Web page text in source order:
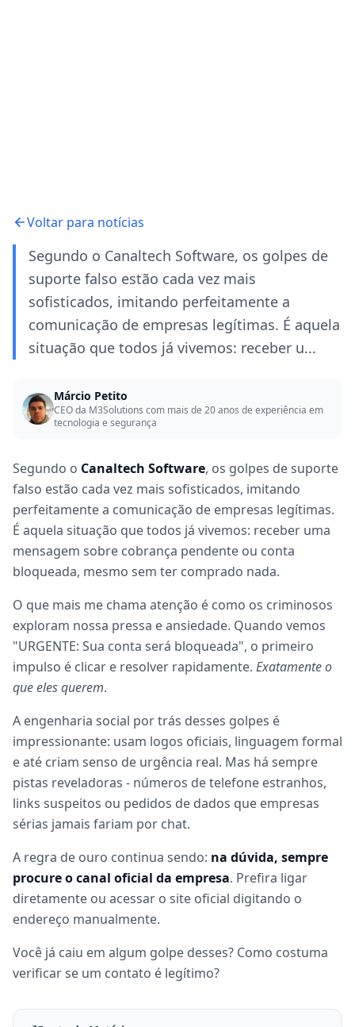
Voltar para notícias
Segundo o Canaltech Software, os golpes de
suporte falso estão cada vez mais
sofisticados, imitando perfeitamente a
comunicação de empresas legítimas. É aquela
situação que todos já vivemos: receber u...
Márcio Petito
CEO da M3Solutions com mais de 20 anos de experiência em
tecnologia e segurança
Segundo o Canaltech Software, os golpes de suporte
falso estão cada vez mais sofisticados, imitando
perfeitamente a comunicação de empresas legítimas.
É aquela situação que todos já vivemos: receber uma
mensagem sobre cobrança pendente ou conta
bloqueada, mesmo sem ter comprado nada.
O que mais me chama atenção é como os criminosos
exploram nossa pressa e ansiedade. Quando vemos
"URGENTE: Sua conta será bloqueada", o primeiro
impulso é clicar e resolver rapidamente. Exatamente o
que eles querem.
A engenharia social por trás desses golpes é
impressionante: usam logos oficiais, linguagem formal
e até criam senso de urgência real. Mas há sempre
pistas reveladoras - números de telefone estranhos,
links suspeitos ou pedidos de dados que empresas
sérias jamais fariam por chat.
A regra de ouro continua sendo: na dúvida, sempre
procure o canal oficial da empresa. Prefira ligar
diretamente ou acessar o site oficial digitando o
endereço manualmente.
Você já caiu em algum golpe desses? Como costuma
verificar se um contato é legítimo?